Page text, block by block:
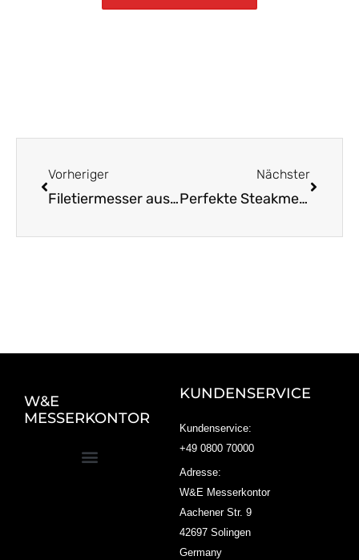
Vorheriger
Filetiermesser aus Solingen: Präzision für Küche & Grill
Nächster
Perfekte Steakmesser aus Solingen für den Genussmoment
W&E
MESSERKONTOR
KUNDENSERVICE
Kundenservice:
+49 0800 70000
Adresse:
W&E Messerkontor
Aachener Str. 9
42697 Solingen
Germany